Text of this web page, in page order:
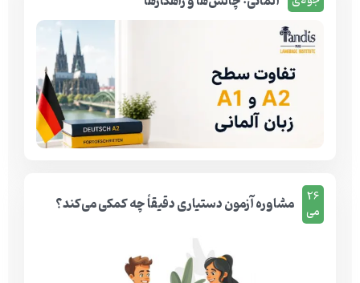
26
می مشاوره آزمون دستیاری دقیقاً چه کمکی می‌کند؟